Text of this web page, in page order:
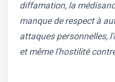
diffamation, la
manque de respect à
attaques personnelles,
et même l'hostilité